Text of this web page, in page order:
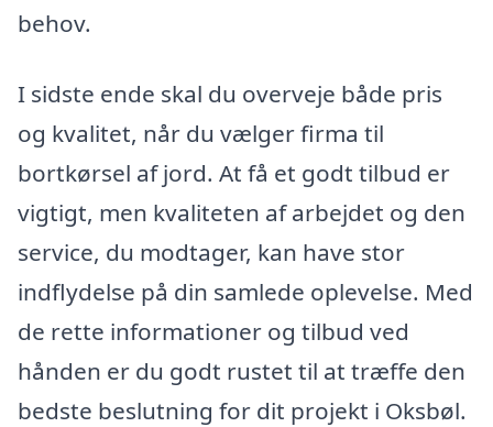
behov.
I sidste ende skal du overveje både pris
og kvalitet, når du vælger firma til
bortkørsel af jord. At få et godt tilbud er
vigtigt, men kvaliteten af arbejdet og den
service, du modtager, kan have stor
indflydelse på din samlede oplevelse. Med
de rette informationer og tilbud ved
hånden er du godt rustet til at træffe den
bedste beslutning for dit projekt i Oksbøl.